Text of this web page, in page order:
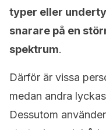
typer eller
snarare på en
spektrum.
Därför är vissa
medan andra
Dessutom